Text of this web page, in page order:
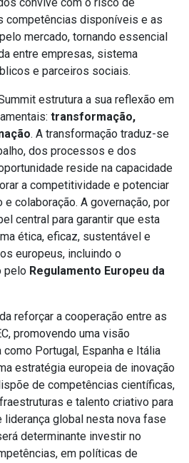
convive com o risco de
competências disponíveis e as
mercado, tornando essencial
entre empresas, sistema
e parceiros sociais.
estrutura a sua reflexão em
transformação,
. A transformação traduz-se
dos processos e dos
reside na capacidade
a competitividade e potenciar
colaboração. A governação, por
central para garantir que esta
ética, eficaz, sustentável e
europeus, incluindo o
pelo Regulamento Europeu da
reforçar a cooperação entre as
promovendo uma visão
Portugal, Espanha e Itália
estratégia europeia de inovação
de competências científicas,
e talento criativo para
global nesta nova fase
determinante investir no
em políticas de